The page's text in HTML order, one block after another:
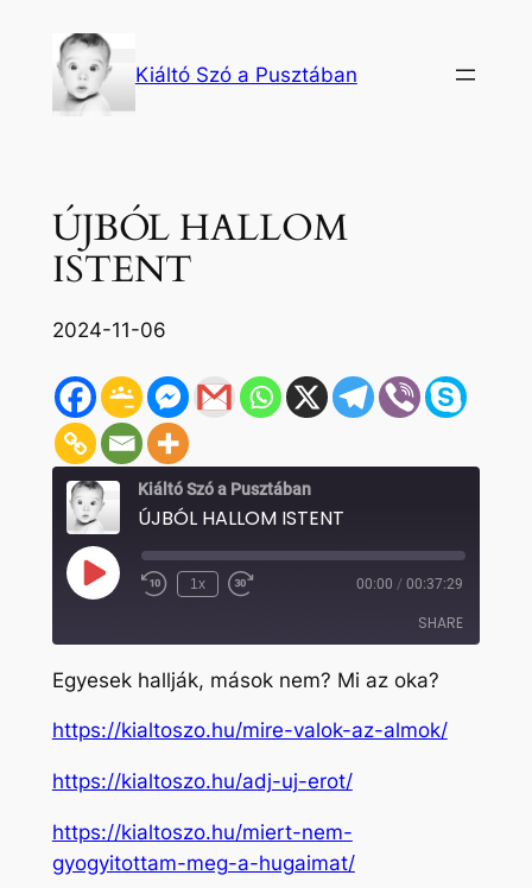
tartalomhoz
Kiáltó Szó a Pusztában
ÚJBÓL HALLOM
ISTENT
2024-11-06
Kiáltó Szó a Pusztában
ÚJBÓL HALLOM ISTENT
Play
Episode Rewind
1x
Fast
seconds
00:00 / 00:37:29
SHARE
SHARE
LINK
EMBED
Egyesek hallják, mások nem? Mi az oka?
https://kialtoszo.hu/mire-valok-az-almok/
https://kialtoszo.hu/adj-uj-erot/
https://kialtoszo.hu/miert-nem-
gyogyitottam-meg-a-hugaimat/